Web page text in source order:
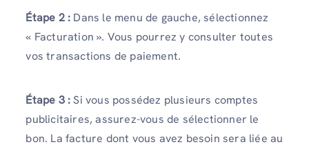
Étape 2 : Dans le menu de gauche, sélectionnez
« Facturation ». Vous pourrez y consulter toutes
vos transactions de paiement.
Étape 3 :Si vous possédez plusieurs comptes
publicitaires, assurez-vous de sélectionner le
bon. La facture dont vous avez besoin sera liée au